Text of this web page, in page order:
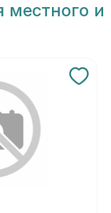
местного